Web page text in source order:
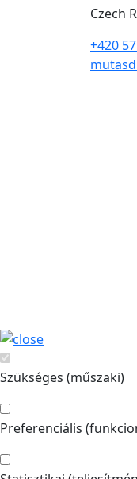
Czech
+420
Szükséges (műszaki)
Preferenciális